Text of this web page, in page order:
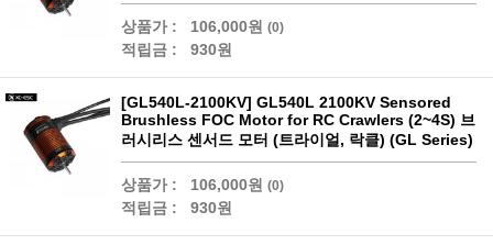
상품가 : 106,000원 (0)
적립금 : 930원
[GL540L-2100KV] GL540L 2100KV Sensored
Brushless FOC Motor for RC Crawlers (2~4S) 브
러시리스 센서드 모터 (트라이얼, 락클) (GL Series)
상품가 : 106,000원 (0)
적립금 : 930원